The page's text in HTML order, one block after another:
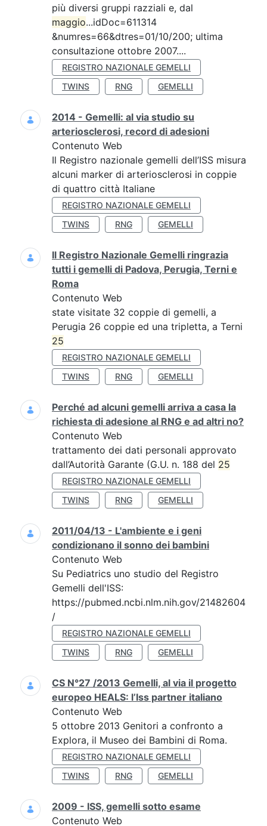
più diversi gruppi razziali e, dal
maggio...idDoc=611314
&numres=66&dtres=01/10/200; ultima
consultazione ottobre 2007....
REGISTRO NAZIONALE GEMELLI
TWINS
RNG GEMELLI
2014 - Gemelli: al via studio su
arteriosclerosi, record di adesioni
Contenuto Web
Il Registro nazionale gemelli dell’ISS misura
alcuni marker di arteriosclerosi in coppie
di quattro città Italiane
REGISTRO NAZIONALE GEMELLI
TWINS
RNG GEMELLI
Il Registro Nazionale Gemelli ringrazia
tutti i gemelli di Padova, Perugia, Terni e
Roma
Contenuto Web
state visitate 32 coppie di gemelli, a
Perugia 26 coppie ed una tripletta, a Terni
25
REGISTRO NAZIONALE GEMELLI
TWINS
RNG GEMELLI
Perché ad alcuni gemelli arriva a casa la
richiesta di adesione al RNG e ad altri no?
Contenuto Web
trattamento dei dati personali approvato
dall’Autorità Garante (G.U. n. 188 del 25
REGISTRO NAZIONALE GEMELLI
TWINS
RNG GEMELLI
2011/04/13 - L'ambiente e i geni
condizionano il sonno dei bambini
Contenuto Web
Su Pediatrics uno studio del Registro
Gemelli dell'ISS:
https://pubmed.ncbi.nlm.nih.gov/21482604
/
REGISTRO NAZIONALE GEMELLI
TWINS
RNG GEMELLI
CS N°27 /2013 Gemelli, al via il progetto
europeo HEALS: l’Iss partner italiano
Contenuto Web
5 ottobre 2013 Genitori a confronto a
Explora, il Museo dei Bambini di Roma.
REGISTRO NAZIONALE GEMELLI
TWINS
RNG GEMELLI
2009 - ISS, gemelli sotto esame
Contenuto Web